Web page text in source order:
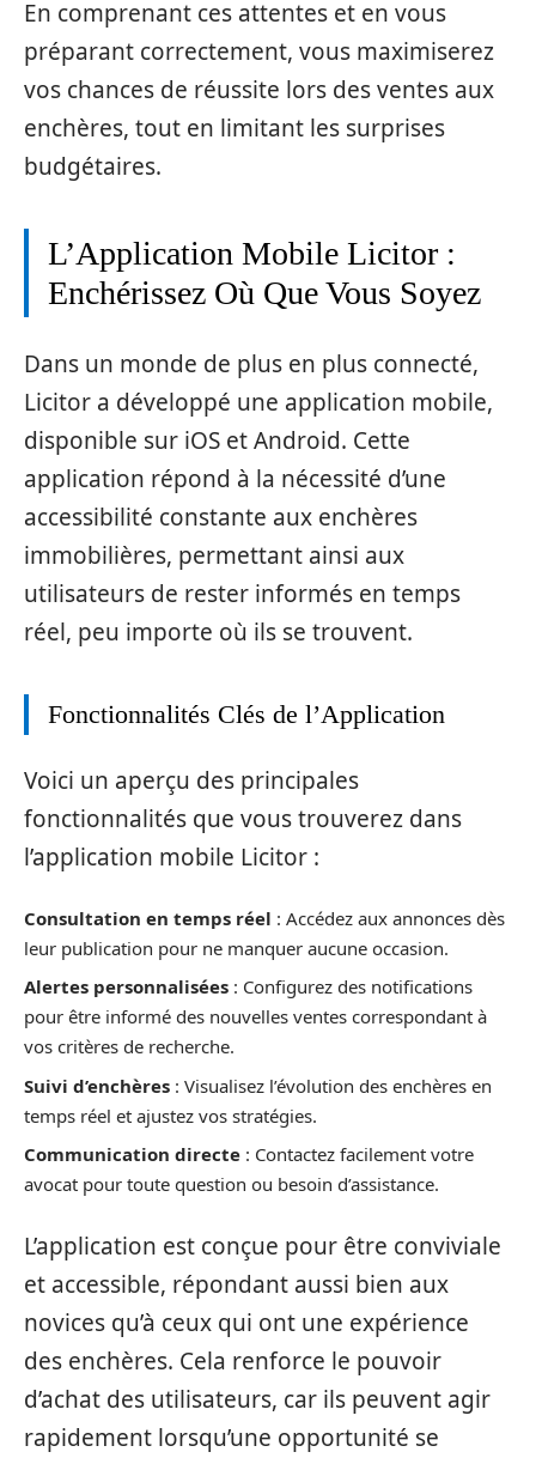
En comprenant ces attentes et en vous
préparant correctement, vous maximiserez
vos chances de réussite lors des ventes aux
enchères, tout en limitant les surprises
budgétaires.
L’Application Mobile Licitor :
Enchérissez Où Que Vous Soyez
Dans un monde de plus en plus connecté,
Licitor a développé une application mobile,
disponible sur iOS et Android. Cette
application répond à la nécessité d’une
accessibilité constante aux enchères
immobilières, permettant ainsi aux
utilisateurs de rester informés en temps
réel, peu importe où ils se trouvent.
Fonctionnalités Clés de l’Application
Voici un aperçu des principales
fonctionnalités que vous trouverez dans
l’application mobile Licitor :
Consultation en temps réel : Accédez aux annonces dès
leur publication pour ne manquer aucune occasion.
Alertes personnalisées : Configurez des notifications
pour être informé des nouvelles ventes correspondant à
vos critères de recherche.
Suivi d’enchères : Visualisez l’évolution des enchères en
temps réel et ajustez vos stratégies.
Communication directe : Contactez facilement votre
avocat pour toute question ou besoin d’assistance.
L’application est conçue pour être conviviale
et accessible, répondant aussi bien aux
novices qu’à ceux qui ont une expérience
des enchères. Cela renforce le pouvoir
d’achat des utilisateurs, car ils peuvent agir
rapidement lorsqu’une opportunité se